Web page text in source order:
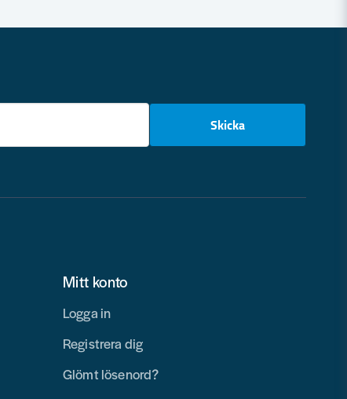
Skicka
Mitt konto
Logga in
Registrera dig
Glömt lösenord?